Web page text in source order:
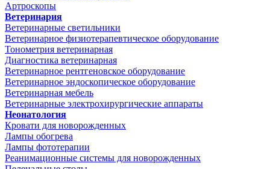
Артроскопы
Ветеринария
Ветеринарные светильники
Ветеринарное физиотерапевтическое оборудование
Тонометрия ветеринарная
Диагностика ветеринарная
Ветеринарное рентгеновское оборудование
Ветеринарное эндоскопическое оборудование
Ветеринарная мебель
Ветеринарные электрохирургические аппараты
Неонатология
Кровати для новорожденных
Лампы обогрева
Лампы фототерапии
Реанимационные системы для новорожденных